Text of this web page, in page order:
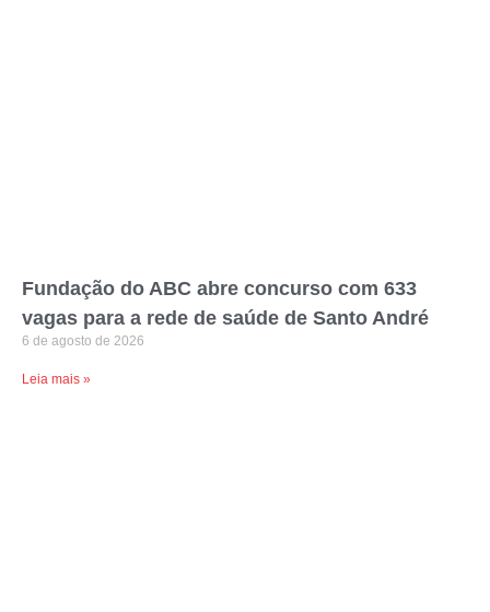
Fundação do ABC abre concurso com 633
vagas para a rede de saúde de Santo André
6 de agosto de 2026
Leia mais »